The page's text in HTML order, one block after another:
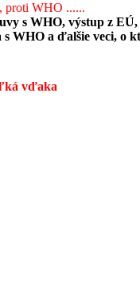
proti WHO ......
s WHO, výstup z
WHO a ďalšie veci, o
vďaka